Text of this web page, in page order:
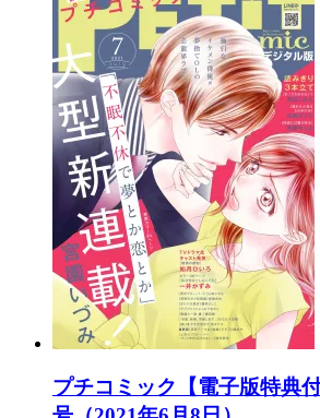
プチコミック【電子版特典